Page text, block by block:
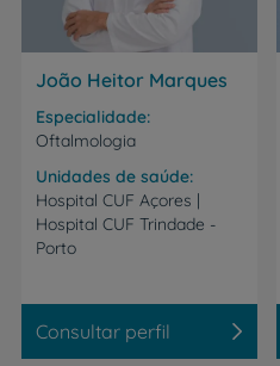
João Heitor Marques
Especialidade
Oftalmologia
Unidades de saúde
Hospital CUF Açores |
Hospital CUF Trindade -
Porto
Consultar perfil